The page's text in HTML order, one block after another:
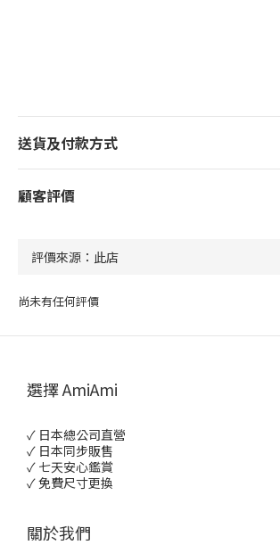
送貨及付款方式
顧客評價
尚未有任何評價
選擇 AmiAmi
✓ 日本總公司直營
✓ 日本同步販售
✓ 七天安心鑑賞
✓ 免費尺寸更換
關於我們